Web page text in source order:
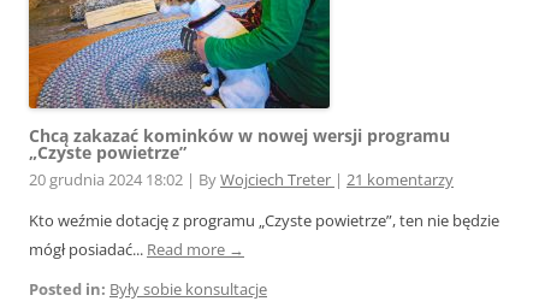
Chcą zakazać kominków w nowej wersji programu
„Czyste powietrze”
20 grudnia 2024 18:02 | ByWojciech Treter | 21 komentarzy
Kto weźmie dotację z programu „Czyste powietrze”, ten nie będzie
mógł posiadać... Read more →
Posted in: Były sobie konsultacje